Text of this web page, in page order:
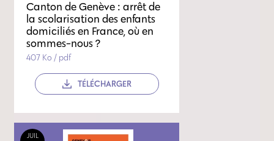
Canton de Genève : arrêt de
la scolarisation des enfants
domiciliés en France, où en
sommes-nous ?
407 Ko / pdf
TÉLÉCHARGER
JUIL